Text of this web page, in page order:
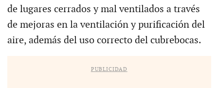
de lugares cerrados y mal ventilados a través
de mejoras en la ventilación y purificación del
aire, además del uso correcto del cubrebocas.
PUBLICIDAD